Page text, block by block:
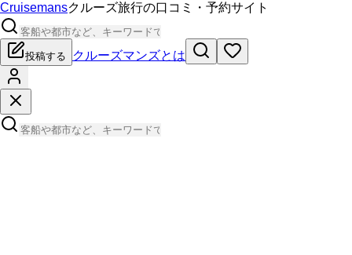
Cruisemansクルーズ旅行の口コミ・予約サイト
投稿する クルーズマンズとは